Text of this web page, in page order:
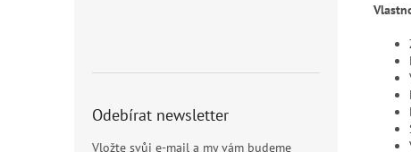
Odebírat newsletter
Vložte svůj e-mail a my vám budeme